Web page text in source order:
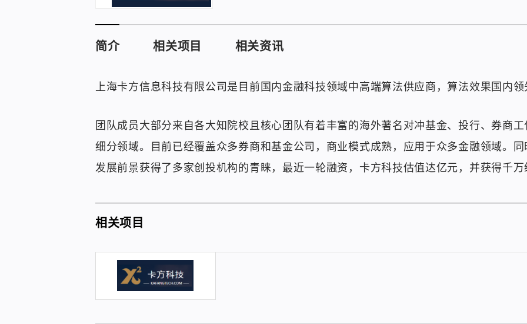
简介 相关项目 相关资讯
上海卡方信息科技有限公司是目前国内金融科技领域中高端算法供应商，算法效果国内领
团队成员大部分来自各大知院校且核心团队有着丰富的海外著名对冲基金、投行、券商
细分领域。目前已经覆盖众多券商和基金公司，商业模式成熟，应用于众多金融领域。
发展前景获得了多家创投机构的青睐，最近一轮融资，卡方科技估值达亿元，并获得千万
相关项目